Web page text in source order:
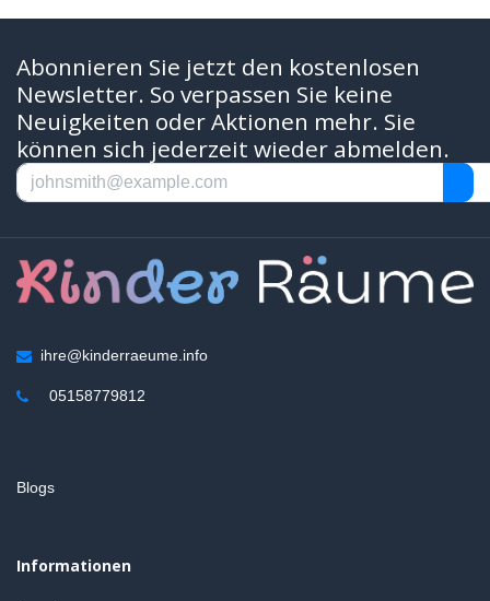
Abonnieren Sie jetzt den kostenlosen
Newsletter. So verpassen Sie keine
Neuigkeiten oder Aktionen mehr. Sie
können sich jederzeit wieder abmelden.
ihre@kinderraeume.info
05158779812
Blogs
Informationen